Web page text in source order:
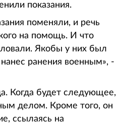
показания.
поменяли, и речь
на помощь. И что
Якобы у них был
ранения военным», -
Когда будет следующее,
делом. Кроме того, он
ссылаясь на